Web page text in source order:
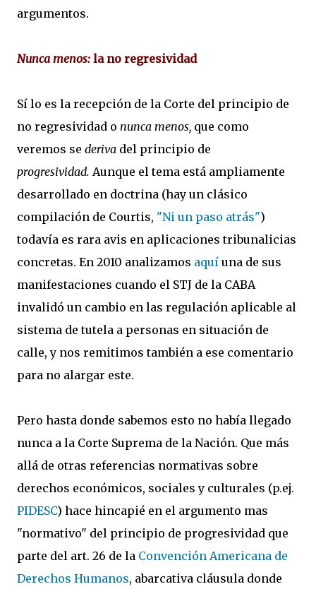
argumentos.
Nunca menos: la no regresividad
Sí lo es la recepción de la Corte del principio de
no regresividad o nunca menos, que como
veremos se deriva del principio de
progresividad. Aunque el tema está ampliamente
desarrollado en doctrina (hay un clásico
compilación de Courtis, "Ni un paso atrás")
todavía es rara avis en aplicaciones tribunalicias
concretas. En 2010 analizamos aquí una de sus
manifestaciones cuando el STJ de la CABA
invalidó un cambio en las regulación aplicable al
sistema de tutela a personas en situación de
calle, y nos remitimos también a ese comentario
para no alargar este.
Pero hasta donde sabemos esto no había llegado
nunca a la Corte Suprema de la Nación. Que más
allá de otras referencias normativas sobre
derechos económicos, sociales y culturales (p.ej.
PIDESC) hace hincapié en el argumento mas
"normativo" del principio de progresividad que
parte del art. 26 de la Convención Americana de
Derechos Humanos, abarcativa cláusula donde